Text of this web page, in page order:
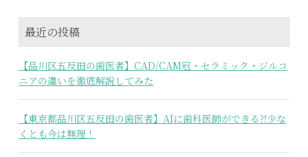
最近の投稿
【品川区五反田の歯医者】CAD/CAM冠・セラミック・ジルコ
ニアの違いを徹底解説してみた
【東京都品川区五反田の歯医者】AIに歯科医師ができる⁈少な
くとも今は無理！